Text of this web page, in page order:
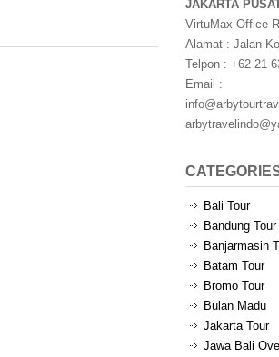
JAKARTA
VirtuMax Office
Alamat : Jalan
Telpon : +62 21
Email :
Bali Tour
Bandung Tour
Banjarmasin
Batam Tour
Bromo Tour
Bulan Madu
Jakarta Tour
Jawa Bali